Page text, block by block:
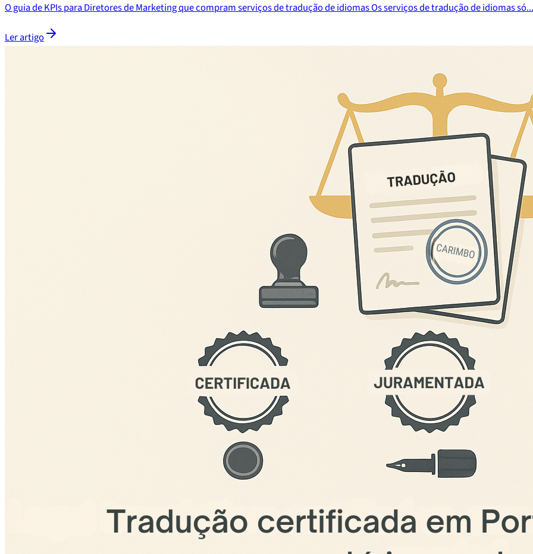
O guia de KPIs para Diretores de Marketing que compram serviços de tradução de idiomas Os serviços de tradução de idiomas só...
Ler artigo